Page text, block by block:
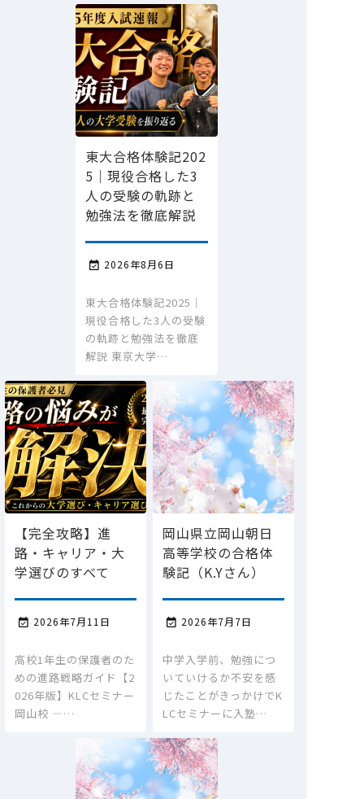
東大合格体験記202
5｜現役合格した3
人の受験の軌跡と
勉強法を徹底解説
 2026年8月6日
東大合格体験記2025｜
現役合格した3人の受験
の軌跡と勉強法を徹底
解説 東京大学…
【完全攻略】進
路・キャリア・大
学選びのすべて
 2026年7月11日
高校1年生の保護者のた
めの進路戦略ガイド【2
026年版】KLCセミナー
岡山校 ―…
岡山県立岡山朝日
高等学校の合格体
験記（K.Yさん）
 2026年7月7日
中学入学前、勉強につ
いていけるか不安を感
じたことがきっかけでK
LCセミナーに入塾…